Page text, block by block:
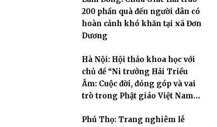
200 phần quà đến người dân có
hoàn cảnh khó khăn tại xã Đơn
Dương
Hà Nội: Hội thảo khoa học với
chủ đề “Ni trưởng Hải Triều
Âm: Cuộc đời, đóng góp và vai
trò trong Phật giáo Việt Nam
Phú Thọ: Trang nghiêm lễ